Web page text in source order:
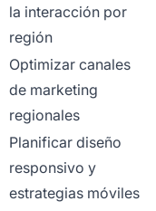
la interacción por
región
Optimizar canales
de marketing
regionales
Planificar diseño
responsivo y
estrategias móviles